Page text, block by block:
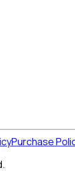
Purchase